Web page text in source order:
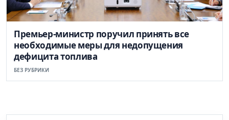
Премьер-министр поручил принять все
необходимые меры для недопущения
дефицита топлива
БЕЗ РУБРИКИ